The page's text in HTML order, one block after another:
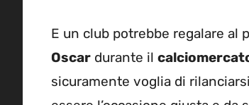
E un club potrebbe regalare al
Oscar durante il
sicuramente voglia di